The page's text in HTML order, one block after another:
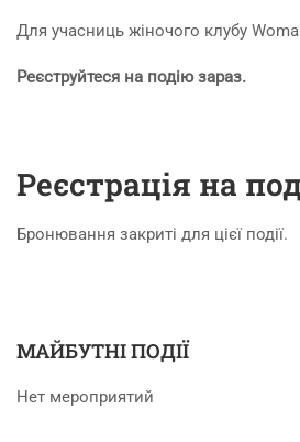
Для учасниць жіночого клубу
Реєструйтеся на подію зараз.
Реєстрація на
Бронювання закриті для цієї події.
МАЙБУТНІ ПОДІЇ
Нет мероприятий